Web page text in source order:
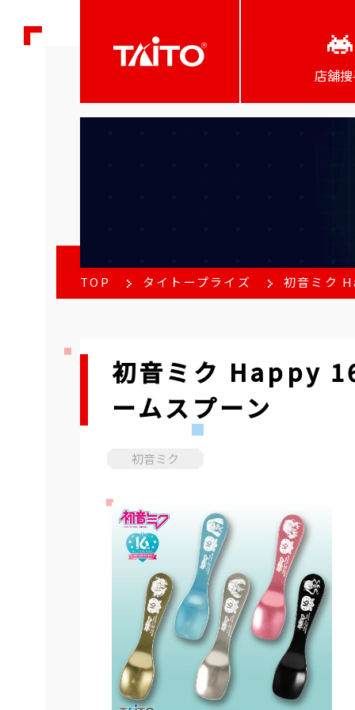
店舖
TOP タイトープライズ 初音ミク
初音ミク Happy
ームスプーン
初音ミク